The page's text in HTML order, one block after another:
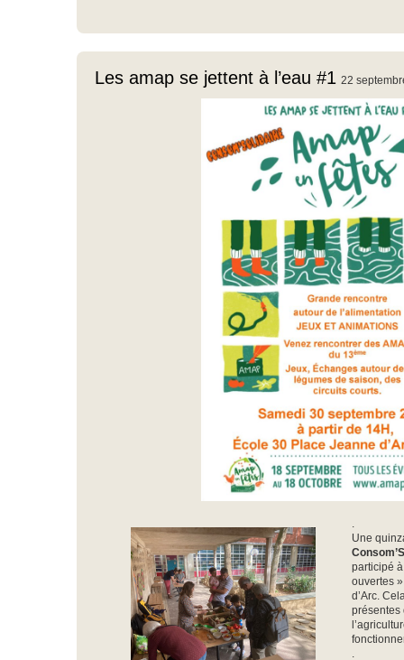
Les amap se jettent à l’eau #1 22
Une
participé
ouvertes
d’Arc.
présentes